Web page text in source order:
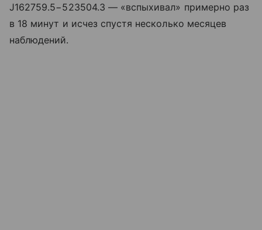
J162759.5−523504.3 — «вспыхивал» примерно раз
в 18 минут и исчез спустя несколько месяцев
наблюдений.